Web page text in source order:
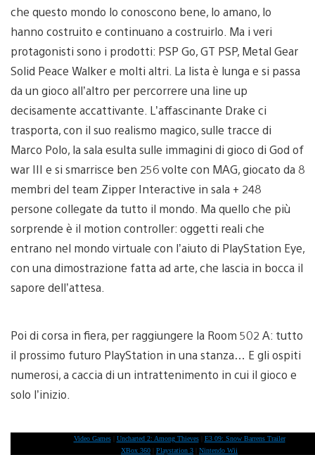
che questo mondo lo conoscono bene, lo amano, lo
hanno costruito e continuano a costruirlo. Ma i veri
protagonisti sono i prodotti: PSP Go, GT PSP, Metal Gear
Solid Peace Walker e molti altri. La lista è lunga e si passa
da un gioco all’altro per percorrere una line up
decisamente accattivante. L’affascinante Drake ci
trasporta, con il suo realismo magico, sulle tracce di
Marco Polo, la sala esulta sulle immagini di gioco di God of
war III e si smarrisce ben 256 volte con MAG, giocato da 8
membri del team Zipper Interactive in sala + 248
persone collegate da tutto il mondo. Ma quello che più
sorprende è il motion controller: oggetti reali che
entrano nel mondo virtuale con l’aiuto di PlayStation Eye,
con una dimostrazione fatta ad arte, che lascia in bocca il
sapore dell’attesa.
Poi di corsa in fiera, per raggiungere la Room 502 A: tutto
il prossimo futuro PlayStation in una stanza… E gli ospiti
numerosi, a caccia di un intrattenimento in cui il gioco e
solo l’inizio.
Video Games| Uncharted 2: Among Thieves| E3 09: Snow Barrens Trailer
XBox 360
Playstation 3 Nintendo Wii